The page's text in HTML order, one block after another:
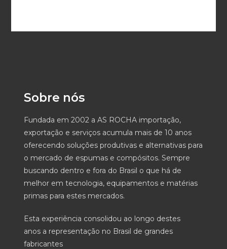
Sobre nós
Fundada em 2002 a AS ROCHA importação,
exportação e serviços acumula mais de 10 anos
oferecendo soluções produtivas e alternativas para
o mercado de espumas e compósitos. Sempre
buscando dentro e fora do Brasil o que há de
melhor em tecnologia, equipamentos e matérias
primas para estes mercados.
Esta experiência consolidou ao longo destes
anos a representação no Brasil de grandes
fabricantes